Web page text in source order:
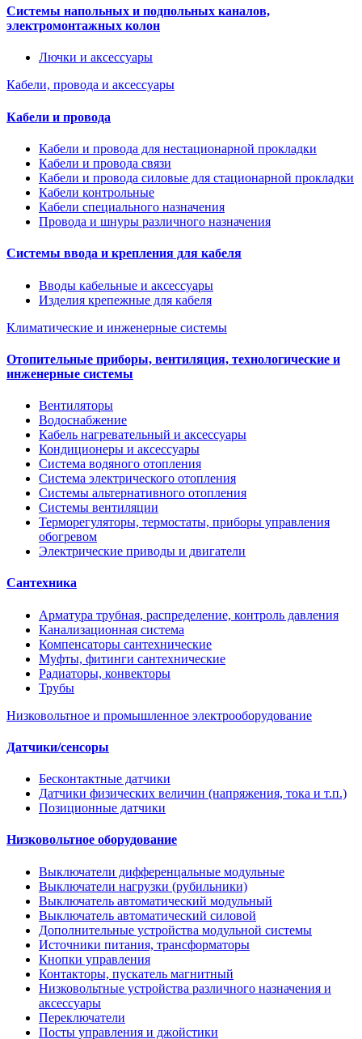
Системы напольных и подпольных каналов,
электромонтажных колон
Лючки и аксессуары
Кабели, провода и аксессуары
Кабели и провода
Кабели и провода для нестационарной прокладки
Кабели и провода связи
Кабели и провода силовые для стационарной прокладки
Кабели контрольные
Кабели специального назначения
Провода и шнуры различного назначения
Системы ввода и крепления для кабеля
Вводы кабельные и аксессуары
Изделия крепежные для кабеля
Климатические и инженерные системы
Отопительные приборы, вентиляция, технологические и
инженерные системы
Вентиляторы
Водоснабжение
Кабель нагревательный и аксессуары
Кондиционеры и аксессуары
Система водяного отопления
Система электрического отопления
Системы альтернативного отопления
Системы вентиляции
Терморегуляторы, термостаты, приборы управления
обогревом
Электрические приводы и двигатели
Сантехника
Арматура трубная, распределение, контроль давления
Канализационная система
Компенсаторы сантехнические
Муфты, фитинги сантехнические
Радиаторы, конвекторы
Трубы
Низковольтное и промышленное электрооборудование
Датчики/сенсоры
Бесконтактные датчики
Датчики физических величин (напряжения, тока и т.п.)
Позиционные датчики
Низковольтное оборудование
Выключатели дифференцальные модульные
Выключатели нагрузки (рубильники)
Выключатель автоматический модульный
Выключатель автоматический силовой
Дополнительные устройства модульной системы
Источники питания, трансформаторы
Кнопки управления
Контакторы, пускатель магнитный
Низковольтные устройства различного назначения и
аксессуары
Переключатели
Посты управления и джойстики